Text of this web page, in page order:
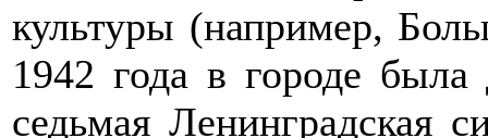
культуры (например,
1942 года в городе
седьмая